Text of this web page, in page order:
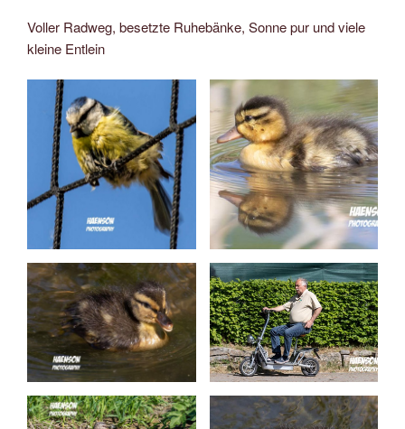
Voller Radweg, besetzte Ruhebänke, Sonne pur und viele
kleine Entlein